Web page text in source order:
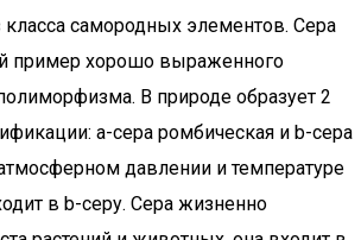
самородных элементов. Сера
пример хорошо выраженного
В природе образует 2
a-сера ромбическая и b-сера
давлении и температуре
в b-серу. Сера жизненно